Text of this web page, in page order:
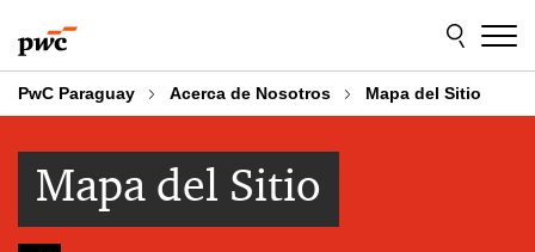
to
content
to
footer
PwC Paraguay Acerca de Nosotros Mapa del Sitio
Mapa del Sitio